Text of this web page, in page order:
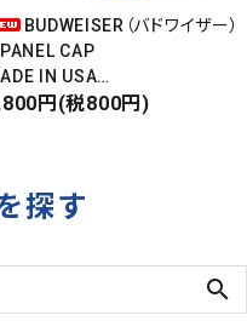
BUDWEISER（バドワイザー）
CAP
IN USA
Design
円(税800円)
探す
search